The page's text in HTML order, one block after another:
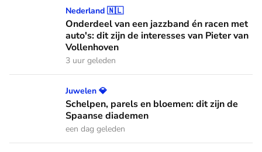
Onderdeel van een jazzband én racen met auto's: dit zijn
Nederland 🇳🇱
Onderdeel van een jazzband én racen met
auto's: dit zijn de interesses van Pieter van
Vollenhoven
3 uur geleden
Schelpen, parels en bloemen: dit zijn de Spaanse diademen
Juwelen 💎
Schelpen, parels en bloemen: dit zijn de
Spaanse diademen
een dag geleden